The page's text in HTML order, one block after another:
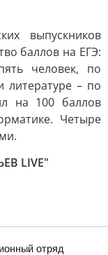
выпускников
баллов на ЕГЭ:
человек, по
литературе – по
на 100 баллов
Четыре
LIVE"
отряд